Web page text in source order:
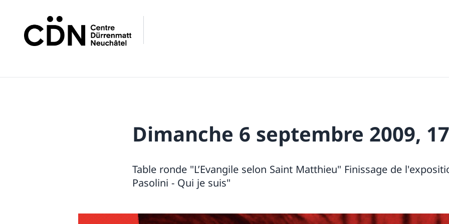
Dimanche 6 septembre 2009,
Table ronde "L’Evangile selon Saint Matthieu" Finissage de
Pasolini - Qui je suis"